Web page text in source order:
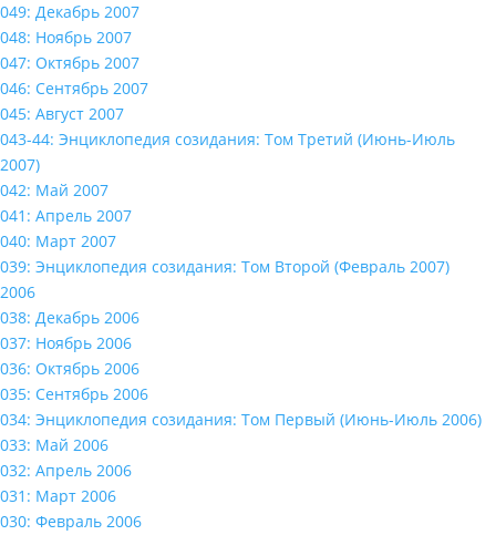
049: Декабрь 2007
048: Ноябрь 2007
047: Октябрь 2007
046: Сентябрь 2007
045: Август 2007
043-44: Энциклопедия созидания: Том Третий (Июнь-Июль
2007)
042: Май 2007
041: Апрель 2007
040: Март 2007
039: Энциклопедия созидания: Том Второй (Февраль 2007)
2006
038: Декабрь 2006
037: Ноябрь 2006
036: Октябрь 2006
035: Сентябрь 2006
034: Энциклопедия созидания: Том Первый (Июнь-Июль 2006)
033: Май 2006
032: Апрель 2006
031: Март 2006
030: Февраль 2006